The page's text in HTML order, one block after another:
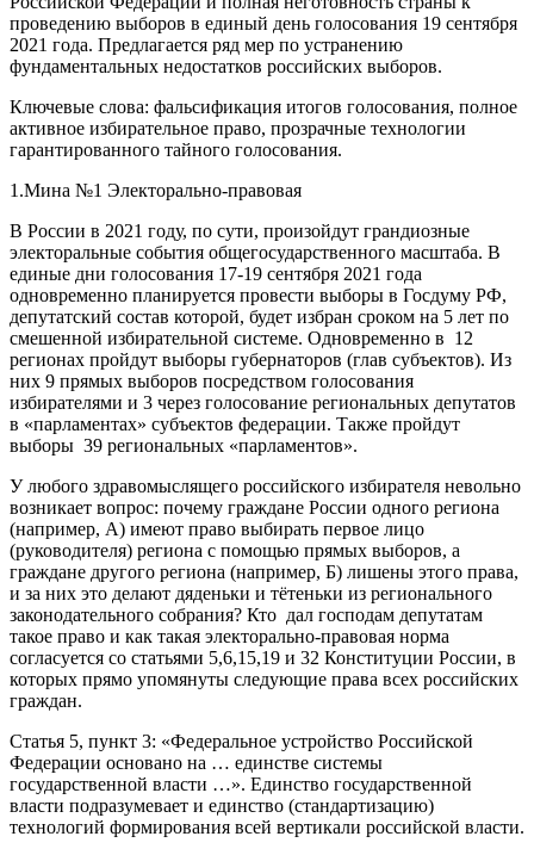
проведению выборов в единый день голосования 19 сентября
2021 года. Предлагается ряд мер по устранению
фундаментальных недостатков российских выборов.
Ключевые слова: фальсификация итогов голосования, полное
активное избирательное право, прозрачные технологии
гарантированного тайного голосования.
1.Мина №1 Электорально-правовая
В России в 2021 году, по сути, произойдут грандиозные
электоральные события общегосударственного масштаба. В
единые дни голосования 17-19 сентября 2021 года
одновременно планируется провести выборы в Госдуму РФ,
депутатский состав которой, будет избран сроком на 5 лет по
смешенной избирательной системе. Одновременно в 12
регионах пройдут выборы губернаторов (глав субъектов). Из
них 9 прямых выборов посредством голосования
избирателями и 3 через голосование региональных депутатов
в «парламентах» субъектов федерации. Также пройдут
выборы 39 региональных «парламентов».
У любого здравомыслящего российского избирателя невольно
возникает вопрос: почему граждане России одного региона
(например, А) имеют право выбирать первое лицо
(руководителя) региона с помощью прямых выборов, а
граждане другого региона (например, Б) лишены этого права,
и за них это делают дяденьки и тётеньки из регионального
законодательного собрания? Кто дал господам депутатам
такое право и как такая электорально-правовая норма
согласуется со статьями 5,6,15,19 и 32 Конституции России, в
которых прямо упомянуты следующие права всех российских
граждан.
Статья 5, пункт 3: «Федеральное устройство Российской
Федерации основано на … единстве системы
государственной власти …». Единство государственной
власти подразумевает и единство (стандартизацию)
технологий формирования всей вертикали российской власти.